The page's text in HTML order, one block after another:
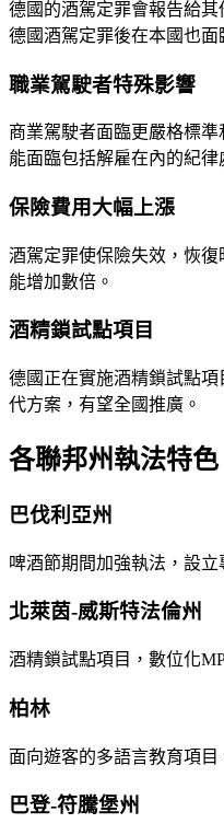
德國的酒駕定罪會報告給
德國酒駕定罪後在本國也面
職業駕駛者特殊影響
商業駕駛者面臨更嚴格標
能面臨包括解雇在內的紀律
保險費用大幅上漲
酒駕定罪使保險失效，恢
能增加數倍。
酒精鎖試點項目
德國正在實施酒精鎖試點
代方案，有望全國推廣。
各聯邦州執法特色
巴伐利亞州
啤酒節期間加強執法，設
北萊茵-威斯特法倫州
酒精鎖試點項目，數位化
柏林
面向遊客的多語言教育項
巴登-符騰堡州